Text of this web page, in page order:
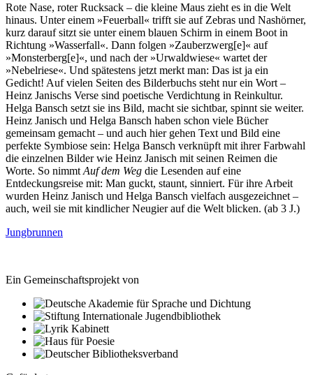
Rote Nase, roter Rucksack – die kleine Maus zieht es in die Welt
hinaus. Unter einem »Feuerball« trifft sie auf Zebras und Nashörner,
kurz darauf sitzt sie unter einem blauen Schirm in einem Boot in
Richtung »Wasserfall«. Dann folgen »Zauberzwerg[e]« auf
»Monsterberg[e]«, und nach der »Urwaldwiese« wartet der
»Nebelriese«. Und spätestens jetzt merkt man: Das ist ja ein
Gedicht! Auf vielen Seiten des Bilderbuchs steht nur ein Wort –
Heinz Janischs Verse sind poetische Verdichtung in Reinkultur.
Helga Bansch setzt sie ins Bild, macht sie sichtbar, spinnt sie weiter.
Heinz Janisch und Helga Bansch haben schon viele Bücher
gemeinsam gemacht – und auch hier gehen Text und Bild eine
perfekte Symbiose sein: Helga Bansch verknüpft mit ihrer Farbwahl
die einzelnen Bilder wie Heinz Janisch mit seinen Reimen die
Worte. So nimmt Auf dem Weg die Lesenden auf eine
Entdeckungsreise mit: Man guckt, staunt, sinniert. Für ihre Arbeit
wurden Heinz Janisch und Helga Bansch vielfach ausgezeichnet –
auch, weil sie mit kindlicher Neugier auf die Welt blicken. (ab 3 J.)
Jungbrunnen
Ein Gemeinschaftsprojekt von